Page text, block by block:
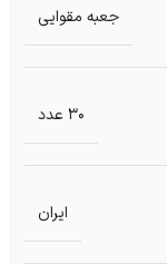
جعبه مقوایی
30 عدد
ایران